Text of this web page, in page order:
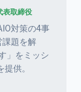
表取締役
対策の4事
題を解
」をミッシ
供。